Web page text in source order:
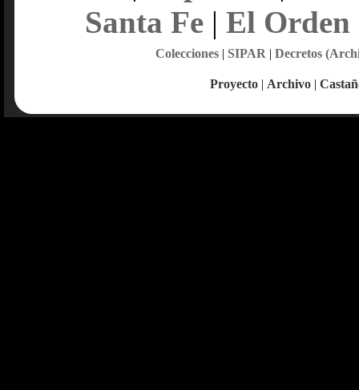
Santa Fe| El Orden
Colecciones| SIPAR | Decretos
Proyecto | Archivo |